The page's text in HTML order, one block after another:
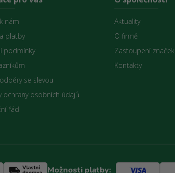
nám
platby
podmínky
se slevou
ochrany osobních údajů
řád
Aktuality
O firmě
Zastoupení značek
Kontakty
Možnosti platby: